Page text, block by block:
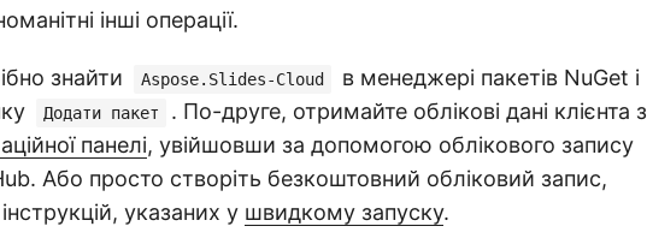
інші операції.
знайти Aspose.Slides-Cloud
в менеджері пакетів NuGet і
Додати пакет
. По-друге, отримайте облікові дані клієнта з
панелі, увійшовши за допомогою облікового запису
Або просто створіть безкоштовний обліковий запис,
указаних у швидкому запуску.